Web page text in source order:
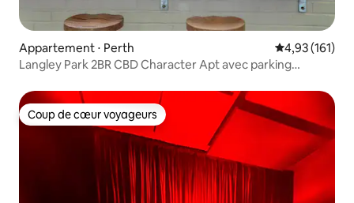
Appartement ⋅ Perth Évaluation
4,93 (161)
Langley Park 2BR CBD Character Apt avec parking
Coup de cœur voyageurs
Coup de cœur voyageurs